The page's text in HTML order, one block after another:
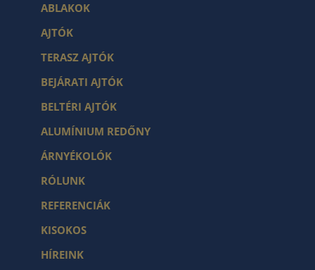
ABLAKOK
AJTÓK
TERASZ AJTÓK
BEJÁRATI AJTÓK
BELTÉRI AJTÓK
ALUMÍNIUM REDŐNY
ÁRNYÉKOLÓK
RÓLUNK
REFERENCIÁK
KISOKOS
HÍREINK